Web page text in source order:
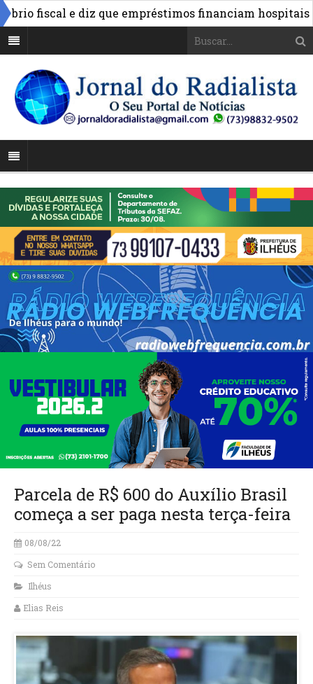
e diz que empréstimos financiam hospitais e
Parcela de R$ 600 do Auxílio Brasil
começa a ser paga nesta terça-feira
08/08/22
Sem Comentário
Ilhéus
Elias Reis